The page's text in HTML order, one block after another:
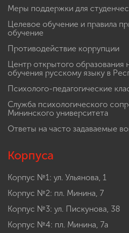
Меры поддержки для
Целевое обучение и правила
обучение
Противодействие коррупции
Центр открытого образования
обучения русскому языку в
Психолого-педагогические
Служба психологического
Мининского университета
Ответы на часто задаваемые
Корпуса
Корпус №1: ул. Ульянова, 1
Корпус №2: пл. Минина, 7
Корпус №3: ул. Пискунова, 38
Корпус №4: пл. Минина, 7а